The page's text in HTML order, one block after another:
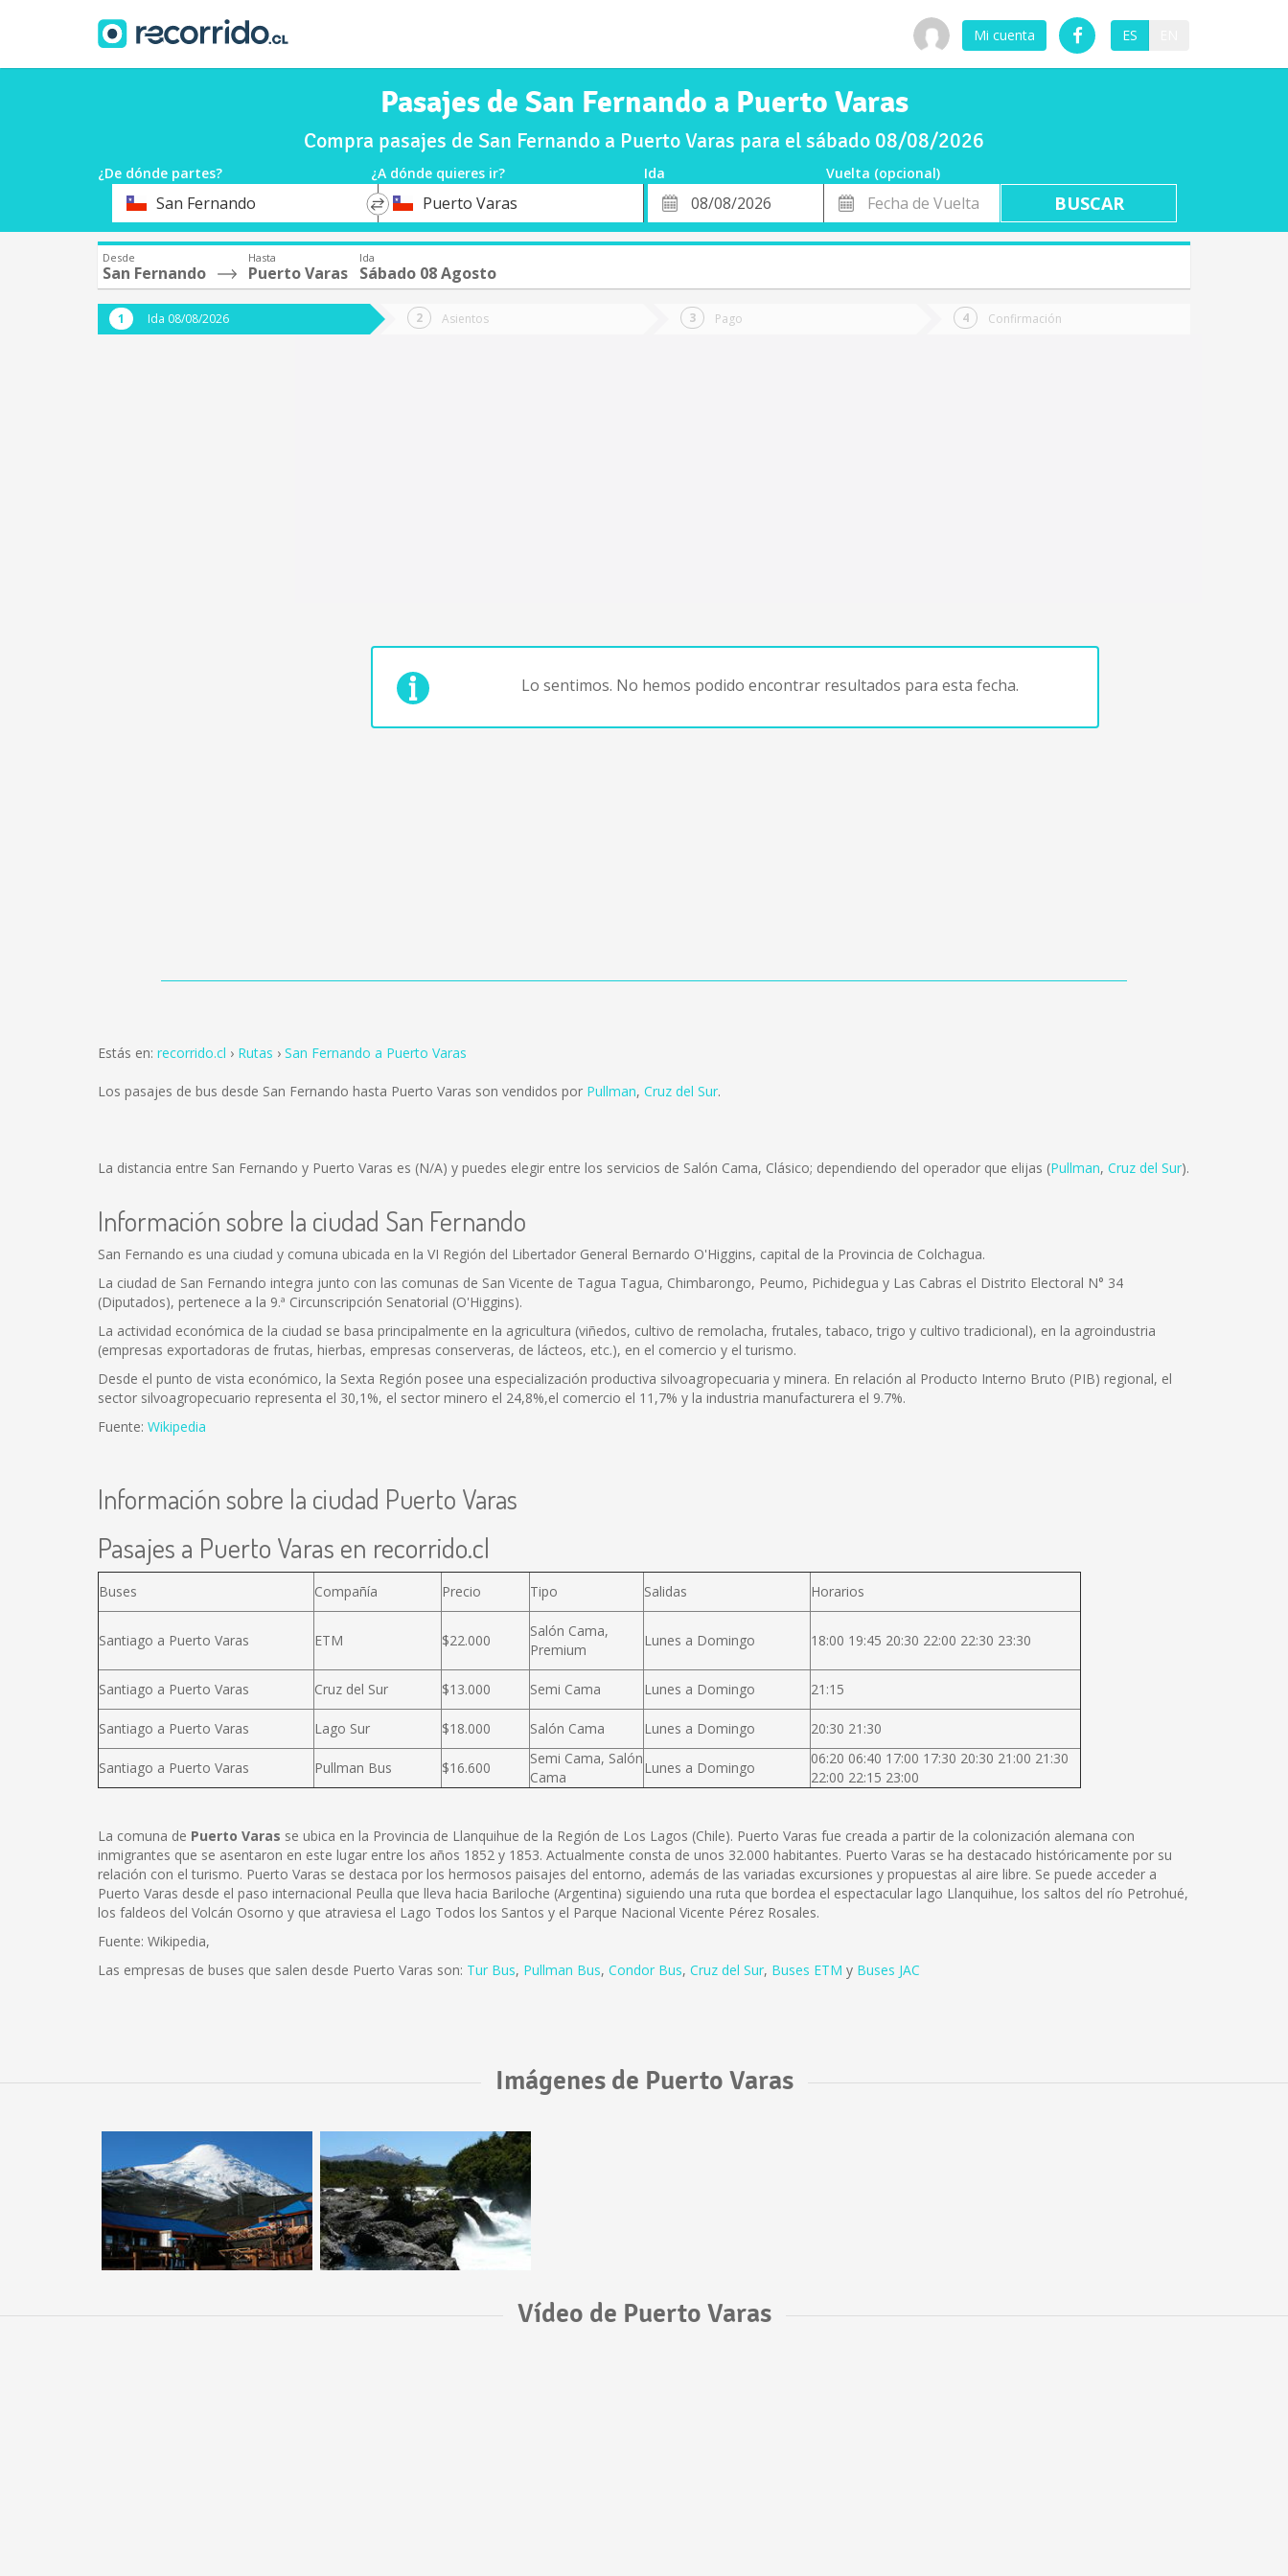
Mi cuenta ES
Pasajes de San Fernando a Puerto Varas
Compra pasajes de San Fernando a Puerto Varas para el sábado 08/08/2026
¿De dónde partes? ¿A dónde quieres ir? Ida
Vuelta (opcional)
OrigenSan Fernando
*
DestinoPuerto Varas
Fecha
de
Fecha
de
Vuelta
Desde
San Fernando
Hasta
Puerto Varas
Ida
Sábado 08 Agosto
Ida 08/08/2026 Asientos Pago Confirmación
Lo sentimos. No hemos podido encontrar resultados para esta fecha.
Estás en: recorrido.cl Rutas San Fernando a Puerto Varas
Los pasajes de bus desde San Fernando hasta Puerto Varas son vendidos por Pullman, Cruz del Sur.
La distancia entre San Fernando y Puerto Varas es (N/A) y puedes elegir entre los servicios de Salón Cama, Clásico; dependiendo del operador que elijas (Pullman, Cruz del Sur).
Información sobre la ciudad San Fernando
San Fernando es una ciudad y comuna ubicada en la VI Región del Libertador General Bernardo O'Higgins, capital de la Provincia de Colchagua.
La ciudad de San Fernando integra junto con las comunas de San Vicente de Tagua Tagua, Chimbarongo, Peumo, Pichidegua y Las Cabras el Distrito Electoral N° 34
(Diputados), pertenece a la 9.ª Circunscripción Senatorial (O'Higgins).
La actividad económica de la ciudad se basa principalmente en la agricultura (viñedos, cultivo de remolacha, frutales, tabaco, trigo y cultivo tradicional), en la agroindustria
(empresas exportadoras de frutas, hierbas, empresas conserveras, de lácteos, etc.), en el comercio y el turismo.
Desde el punto de vista económico, la Sexta Región posee una especialización productiva silvoagropecuaria y minera. En relación al Producto Interno Bruto (PIB) regional, el
sector silvoagropecuario representa el 30,1%, el sector minero el 24,8%,el comercio el 11,7% y la industria manufacturera el 9.7%.
Fuente: Wikipedia
Información sobre la ciudad Puerto Varas
Pasajes a Puerto Varas en recorrido.cl
Buses Compañía Precio Tipo Salidas Horarios
Santiago a Puerto Varas ETM $22.000
Salón Cama,
Premium
Lunes a Domingo 18:00 19:45 20:30 22:00 22:30 23:30
Santiago a Puerto Varas Cruz del Sur $13.000 Semi Cama Lunes a Domingo 21:15
Santiago a Puerto Varas Lago Sur $18.000 Salón Cama Lunes a Domingo 20:30 21:30
Santiago a Puerto Varas Pullman Bus $16.600
Semi Cama, Salón
Cama
Lunes a Domingo
06:20 06:40 17:00 17:30 20:30 21:00 21:30
22:00 22:15 23:00
La comuna de Puerto Varas se ubica en la Provincia de Llanquihue de la Región de Los Lagos (Chile). Puerto Varas fue creada a partir de la colonización alemana con
inmigrantes que se asentaron en este lugar entre los años 1852 y 1853. Actualmente consta de unos 32.000 habitantes. Puerto Varas se ha destacado históricamente por su
relación con el turismo. Puerto Varas se destaca por los hermosos paisajes del entorno, además de las variadas excursiones y propuestas al aire libre. Se puede acceder a
Puerto Varas desde el paso internacional Peulla que lleva hacia Bariloche (Argentina) siguiendo una ruta que bordea el espectacular lago Llanquihue, los saltos del río Petrohué,
los faldeos del Volcán Osorno y que atraviesa el Lago Todos los Santos y el Parque Nacional Vicente Pérez Rosales.
Fuente: Wikipedia,
Las empresas de buses que salen desde Puerto Varas son: Tur Bus, Pullman Bus, Condor Bus, Cruz del Sur, Buses ETM y Buses JAC
Imágenes de Puerto Varas
Vídeo de Puerto Varas